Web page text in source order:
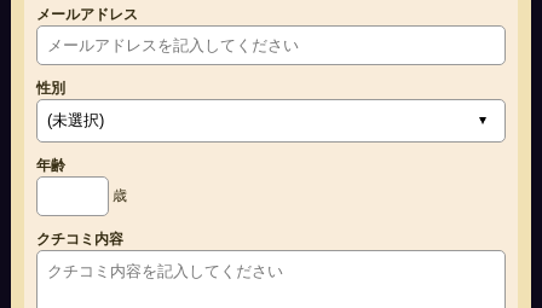
メールアドレス
性別
年齢
歳
クチコミ内容